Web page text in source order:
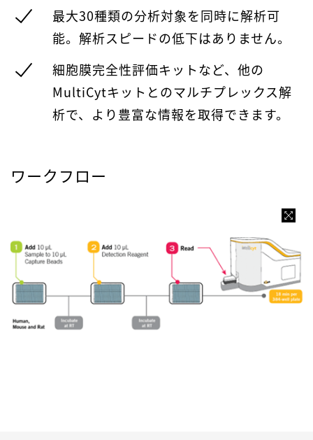
最大30種類の分析対象を同時に解析可
能。解析スピードの低下はありません。
細胞膜完全性評価キットなど、他の
MultiCytキットとのマルチプレックス解
析で、より豊富な情報を取得できます。
ワークフロー